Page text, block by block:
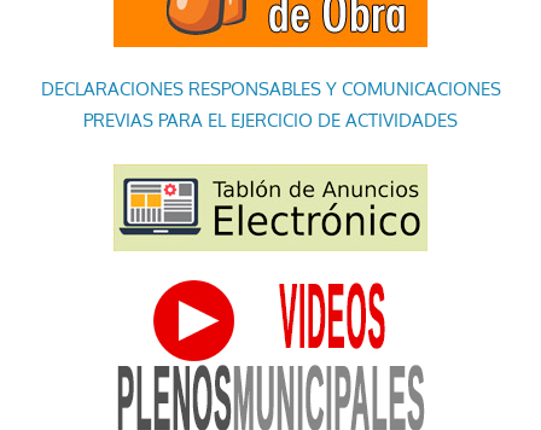
DECLARACIONES RESPONSABLES Y COMUNICACIONES
PREVIAS PARA EL EJERCICIO DE ACTIVIDADES